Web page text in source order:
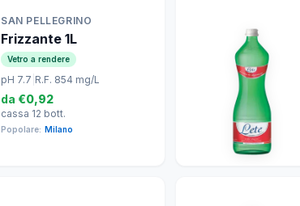
SAN PELLEGRINO
Frizzante 1L
Vetro a rendere
pH 7.7 R.F. 854 mg/L
da €0,92
cassa 12 bott.
Popolare: Milano